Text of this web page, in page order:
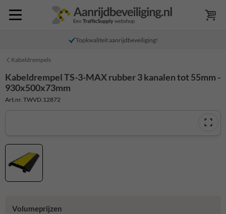
Topkwaliteit aanrijdbeveiliging!
Kabeldrempels
Kabeldrempel TS-3-MAX rubber 3 kanalen tot 55mm -
930x500x73mm
Art.nr. TWVD.12872
Volumeprijzen